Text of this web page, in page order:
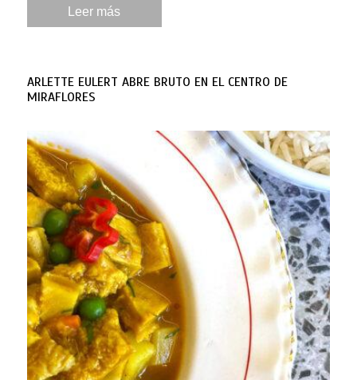
Leer más
ARLETTE EULERT ABRE BRUTO EN EL CENTRO DE
MIRAFLORES